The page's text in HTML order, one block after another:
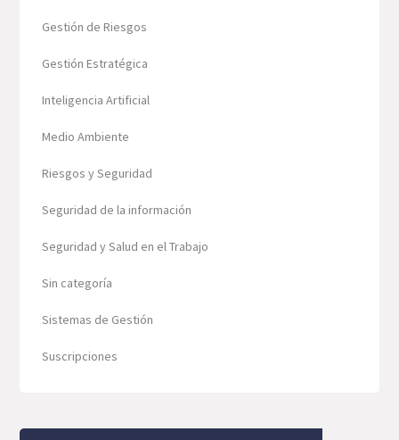
Gestión de Riesgos
Gestión Estratégica
Inteligencia Artificial
Medio Ambiente
Riesgos y Seguridad
Seguridad de la información
Seguridad y Salud en el Trabajo
Sin categoría
Sistemas de Gestión
Suscripciones